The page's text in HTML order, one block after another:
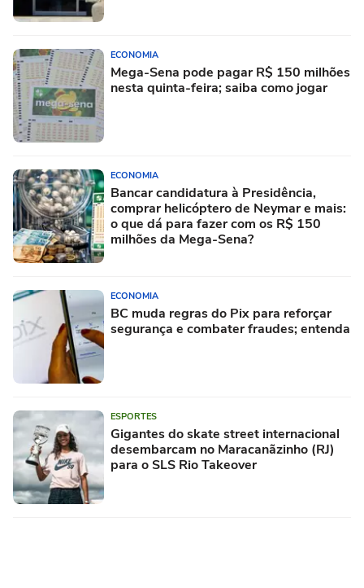
ECONOMIA
Mega-Sena pode pagar R$ 150 milhões
nesta quinta-feira; saiba como jogar
ECONOMIA
Bancar candidatura à Presidência,
comprar helicóptero de Neymar e mais:
o que dá para fazer com os R$ 150
milhões da Mega-Sena?
ECONOMIA
BC muda regras do Pix para reforçar
segurança e combater fraudes; entenda
ESPORTES
Gigantes do skate street internacional
desembarcam no Maracanãzinho (RJ)
para o SLS Rio Takeover